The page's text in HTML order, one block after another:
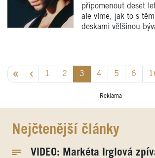
připomenout deset
ale víme, jak to s
deskami většinou
1 2 3 4 5 6
Reklama
Nejčtenější články
VIDEO: Markéta Irglová